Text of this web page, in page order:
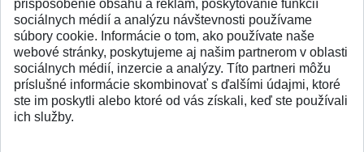
SPÄŤ NA VRCH
prispôsobenie obsahu a reklám, poskytovanie funkcií
sociálnych médií a analýzu návštevnosti používame
súbory cookie. Informácie o tom, ako používate naše
webové stránky, poskytujeme aj našim partnerom v oblasti
sociálnych médií, inzercie a analýzy. Títo partneri môžu
príslušné informácie skombinovať s ďalšími údajmi, ktoré
ste im poskytli alebo ktoré od vás získali, keď ste používali
ich služby.